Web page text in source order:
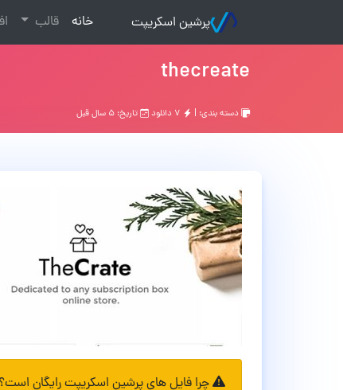
پرشین اسکریپت خانه
(current) قالب
thecreate
دسته بندی: | تاریخ: ۵ سال قبل
چرا فایل های پرشین اسکریپت رایگان است؟